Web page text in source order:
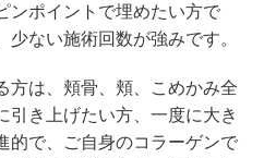
ンポイントで埋めたい方で
ない施術回数が強みです。
方は、頬骨、頬、こめかみ全
引き上げたい方、一度に大き
的で、ご自身のコラーゲンで